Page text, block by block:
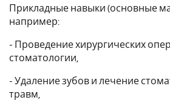
Прикладные навыки (основные
например:
- Проведение хирургических
стоматологии,
- Удаление зубов и лечение
травм,